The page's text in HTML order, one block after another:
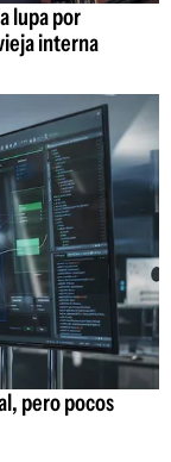
lupa por
interna
pero pocos